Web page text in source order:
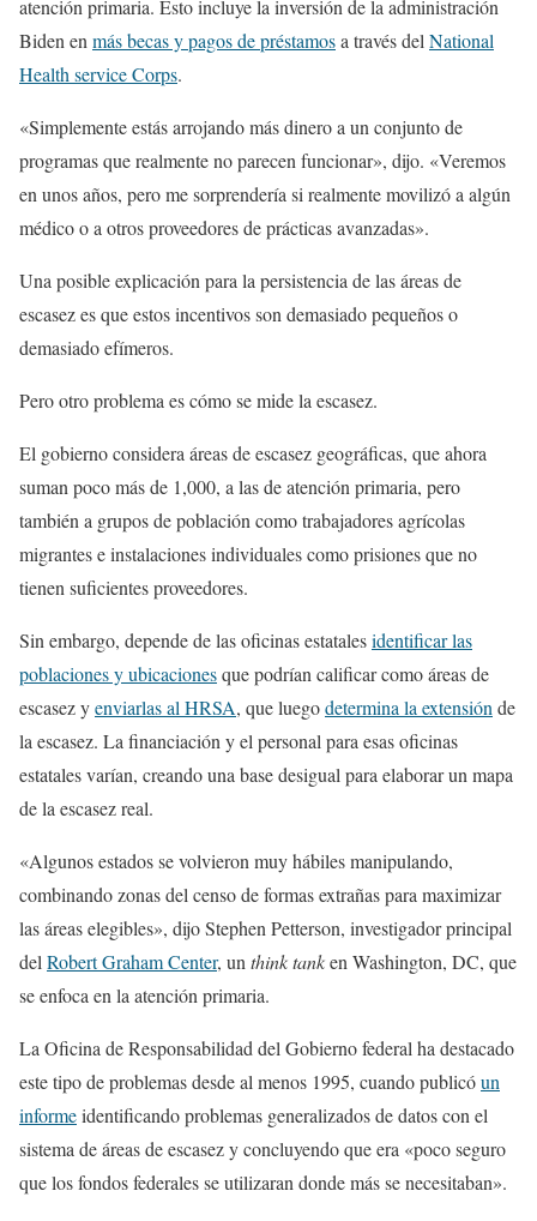
atención primaria. Esto incluye la inversión de la administración
Biden enmás becas y pagos de préstamosa través delNational
Health service Corps.
«Simplemente estás arrojando más dinero a un conjunto de
programas que realmente no parecen funcionar», dijo. «Veremos
en unos años, pero me sorprendería si realmente movilizó a algún
médico o a otros proveedores de prácticas avanzadas».
Una posible explicación para la persistencia de las áreas de
escasez es que estos incentivos son demasiado pequeños o
demasiado efímeros.
Pero otro problema es cómo se mide la escasez.
El gobierno considera áreas de escasez geográficas, que ahora
suman poco más de 1,000, a las de atención primaria, pero
también a grupos de población como trabajadores agrícolas
migrantes e instalaciones individuales como prisiones que no
tienen suficientes proveedores.
Sin embargo, depende de las oficinas estatalesidentificar las
poblaciones y ubicacionesque podrían calificar como áreas de
escasez yenviarlas al HRSA, que luegodetermina la extensiónde
la escasez. La financiación y el personal para esas oficinas
estatales varían, creando una base desigual para elaborar un mapa
de la escasez real.
«Algunos estados se volvieron muy hábiles manipulando,
combinando zonas del censo de formas extrañas para maximizar
las áreas elegibles», dijo Stephen Petterson, investigador principal
delRobert Graham Center, unthink tanken Washington, DC, que
se enfoca en la atención primaria.
La Oficina de Responsabilidad del Gobierno federal ha destacado
este tipo de problemas desde al menos 1995, cuando publicóun
informeidentificando problemas generalizados de datos con el
sistema de áreas de escasez y concluyendo que era «poco seguro
que los fondos federales se utilizaran donde más se necesitaban».